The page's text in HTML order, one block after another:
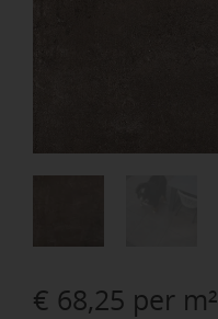
€ 68,25 per m²